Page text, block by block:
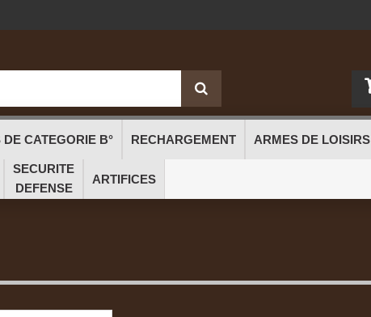
DE CATEGORIE B° RECHARGEMENT ARMES DE LOISIRS
SECURITE
DEFENSE
ARTIFICES